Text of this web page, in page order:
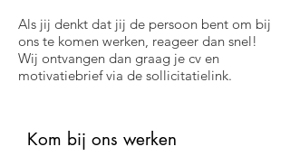
Als jij denkt dat jij de persoon bent om bij
ons te komen werken, reageer dan snel!
Wij ontvangen dan graag je cv en
motivatiebrief via de sollicitatielink.
Kom bij ons werken